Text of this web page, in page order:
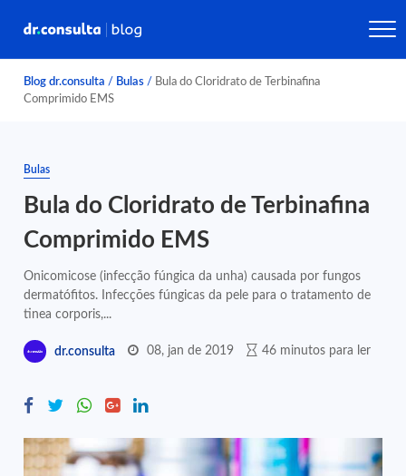
Blog dr.consulta / Bulas / Bula do Cloridrato de Terbinafina
Comprimido EMS
Bulas
Bula do Cloridrato de Terbinafina
Comprimido EMS
Onicomicose (infecção fúngica da unha) causada por fungos
dermatófitos. Infecções fúngicas da pele para o tratamento de
tinea corporis,...
dr.consulta 08, jan de 2019 46 minutos para ler